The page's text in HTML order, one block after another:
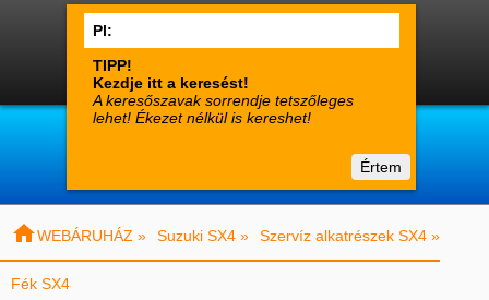
 suzuki-alkatreszek.hu
Kapcsolat
Értem
Termékek 
WEBÁRUHÁZ » Suzuki SX4 » Szervíz alkatrészek SX4 »
Fék SX4